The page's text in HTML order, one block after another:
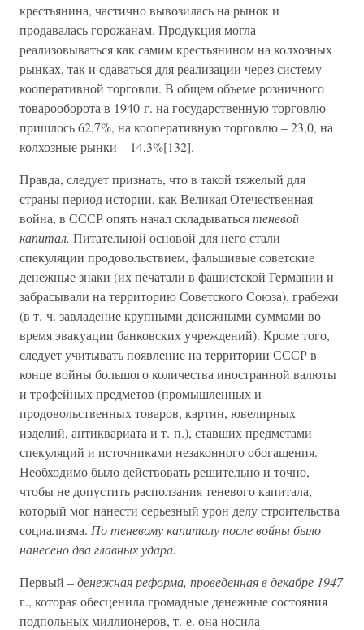
крестьянина, частично вывозилась на рынок и
продавалась горожанам. Продукция могла
реализовываться как самим крестьянином на колхозных
рынках, так и сдаваться для реализации через систему
кооперативной торговли. В общем объеме розничного
товарооборота в 1940 г. на государственную торговлю
пришлось 62,7%, на кооперативную торговлю – 23,0, на
колхозные рынки – 14,3%[132].
Правда, следует признать, что в такой тяжелый для
страны период истории, как Великая Отечественная
война, в СССР опять начал складыватьсятеневой
капитал. Питательной основой для него стали
спекуляции продовольствием, фальшивые советские
денежные знаки (их печатали в фашистской Германии и
забрасывали на территорию Советского Союза), грабежи
(в т. ч. завладение крупными денежными суммами во
время эвакуации банковских учреждений). Кроме того,
следует учитывать появление на территории СССР в
конце войны большого количества иностранной валюты
и трофейных предметов (промышленных и
продовольственных товаров, картин, ювелирных
изделий, антиквариата и т. п.), ставших предметами
спекуляций и источниками незаконного обогащения.
Необходимо было действовать решительно и точно,
чтобы не допустить расползания теневого капитала,
который мог нанести серьезный урон делу строительства
социализма. По теневому капиталу после войны было
нанесено два главных удара.
Первый –денежная реформа, проведенная в декабре 1947
г., которая обесценила громадные денежные состояния
подпольных миллионеров, т. е. она носила